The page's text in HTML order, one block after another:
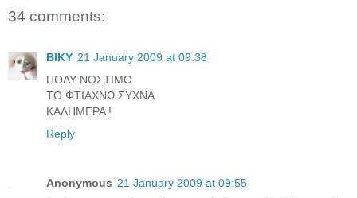
34 comments:
BIKY 21 January 2009 at 09:38
ΠΟΛΥ ΝΟΣΤΙΜΟ
ΤΟ ΦΤΙΑΧΝΩ ΣΥΧΝΑ
ΚΑΛΗΜΕΡΑ !
Reply
Anonymous 21 January 2009 at 09:55